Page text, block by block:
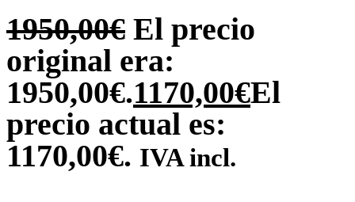
1950,00€ El precio
original era:
1950,00€.1170,00€El
precio actual es:
1170,00€. IVA incl.